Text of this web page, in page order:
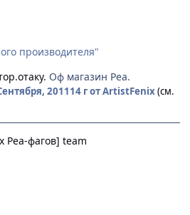
производителя"
Оф магазин Реа.
201114 гот ArtistFenix(см.
Реа-фагов] team